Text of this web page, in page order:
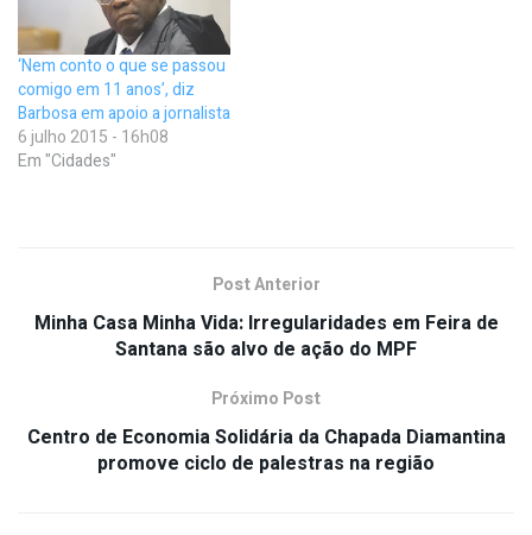
‘Nem conto o que se passou
comigo em 11 anos’, diz
Barbosa em apoio a jornalista
6 julho 2015 - 16h08
Em "Cidades"
Post Anterior
Minha Casa Minha Vida: Irregularidades em Feira de
Santana são alvo de ação do MPF
Próximo Post
Centro de Economia Solidária da Chapada Diamantina
promove ciclo de palestras na região